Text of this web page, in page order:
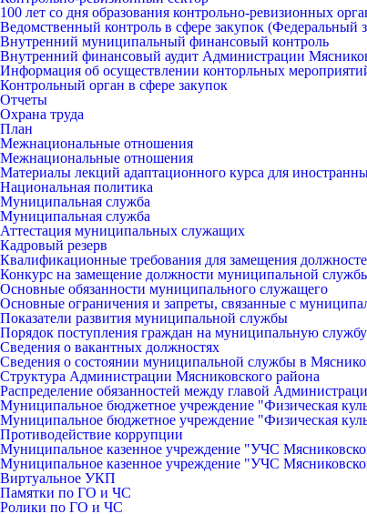
100 лет со дня образования контрольно-ревизионных
Ведомственный контроль в сфере закупок
Внутренний муниципальный финансовый контроль
Внутренний финансовый аудит Администрации
Информация об осуществлении конторльных
Контрольный орган в сфере закупок
Отчеты
Охрана труда
План
Межнациональные отношения
Межнациональные отношения
Материалы лекций адаптационного курса для
Национальная политика
Муниципальная служба
Муниципальная служба
Аттестация муниципальных служащих
Кадровый резерв
Квалификационные требования для замещения
Конкурс на замещение должности муниципальной
Основные обязанности муниципального служащего
Основные ограничения и запреты, связанные с
Показатели развития муниципальной службы
Порядок поступления граждан на муниципальную службу
Сведения о вакантных должностях
Сведения о состоянии муниципальной службы в
Структура Администрации Мясниковского района
Распределение обязанностей между главой
Муниципальное бюджетное учреждение "Физическая
Муниципальное бюджетное учреждение "Физическая
Противодействие коррупции
Муниципальное казенное учреждение "УЧС
Муниципальное казенное учреждение "УЧС
Виртуальное УКП
Памятки по ГО и ЧС
Ролики по ГО и ЧС